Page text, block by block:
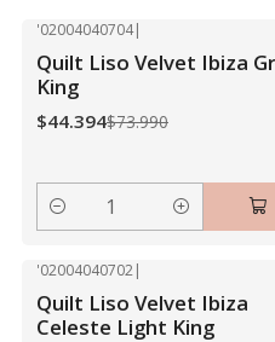
'02004040704|
Quilt Liso Velvet Ibiza
King
$44.394$73.990
Cantidad
'02004040702|
Quilt Liso Velvet Ibiza
Celeste Light King